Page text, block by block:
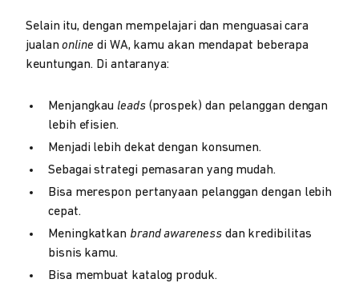
Selain itu, dengan mempelajari dan menguasai cara
jualanonline di WA, kamu akan mendapat beberapa
keuntungan. Di antaranya:
Menjangkau leads(prospek) dan pelanggan dengan
lebih efisien.
Menjadi lebih dekat dengan konsumen.
Sebagai strategi pemasaran yang mudah.
Bisa merespon pertanyaan pelanggan dengan lebih
cepat.
Meningkatkan brand awarenessdan kredibilitas
bisnis kamu.
Bisa membuat katalog produk.